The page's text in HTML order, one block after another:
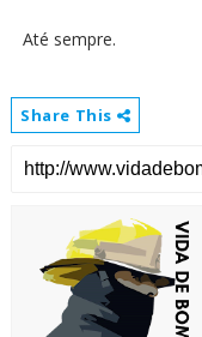
Até sempre.
Share This